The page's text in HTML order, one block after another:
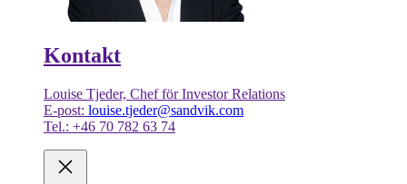
Kontakt
Louise Tjeder, Chef för Investor Relations
E-post: louise.tjeder@sandvik.com
Tel.: +46 70 782 63 74